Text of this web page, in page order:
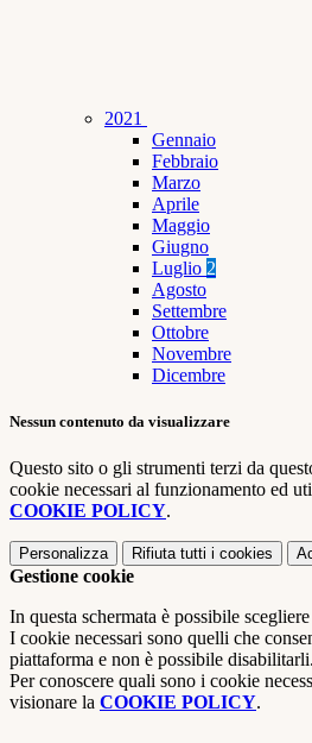
2021
Gennaio
Febbraio
Marzo
Aprile
Maggio
Giugno
Luglio 2
Agosto
Settembre
Ottobre
Novembre
Dicembre
Nessun contenuto da visualizzare
Questo sito o gli strumenti terzi da
cookie necessari al funzionamento ed
COOKIE POLICY.
Personalizza Rifiuta tutti i cookies
Gestione cookie
In questa schermata è possibile
I cookie necessari sono quelli che
piattaforma e non è possibile disabilitarli.
Per conoscere quali sono i cookie
visionare la COOKIE POLICY.